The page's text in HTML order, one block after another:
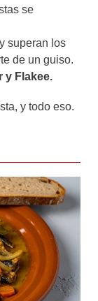
se
superan los
de un guiso.
y Flakee.
y todo eso.